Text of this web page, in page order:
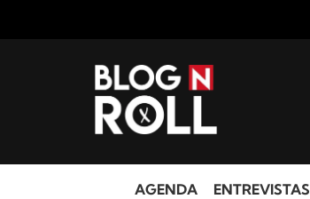
AGENDA ENTREVISTAS